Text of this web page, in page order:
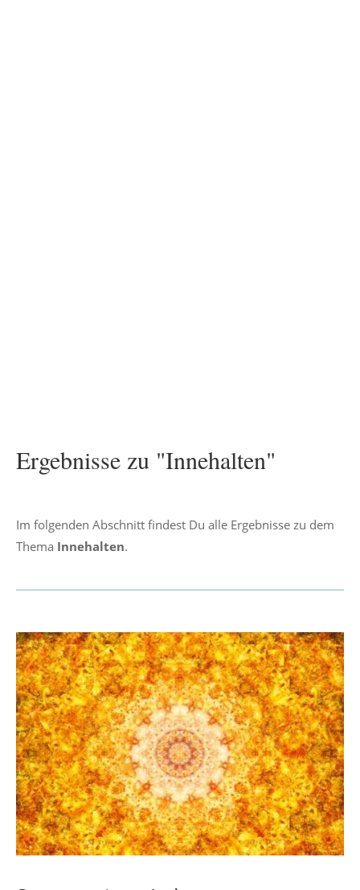
Ergebnisse zu "Innehalten"
Im folgenden Abschnitt findest Du alle Ergebnisse zu dem
Thema Innehalten.